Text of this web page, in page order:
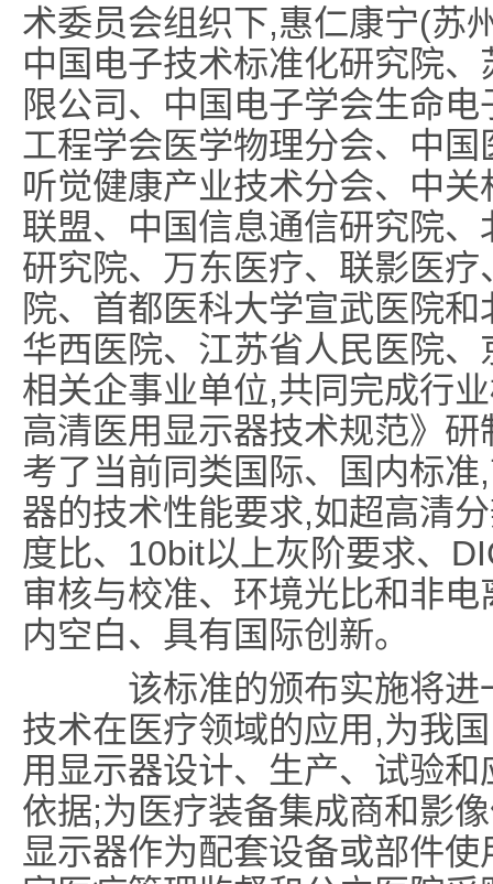
术委员会组织下,惠仁康宁(苏
中国电子技术标准化研究院
限公司、中国电子学会生命
工程学会医学物理分会、中
听觉健康产业技术分会、中
联盟、中国信息通信研究院
研究院、万东医疗、联影医
院、首都医科大学宣武医院
华西医院、江苏省人民医院
相关企事业单位,共同完成行
高清医用显示器技术规范》
考了当前同类国际、国内标
器的技术性能要求,如超高清
度比、10bit以上灰阶要求、
审核与校准、环境光比和非
内空白、具有国际创新。
该标准的颁布实施将进
技术在医疗领域的应用,为我
用显示器设计、生产、试验
依据;为医疗装备集成商和影
显示器作为配套设备或部件